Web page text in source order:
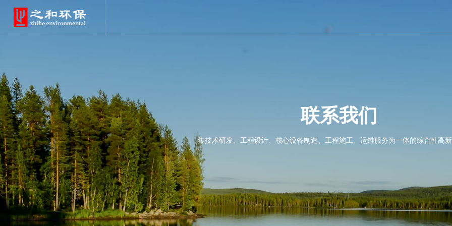
企业概况
发展历程
企业文化
LOGO释义
合作伙伴
资质证书
荣誉证书
给水设备
污水设备
联系我们
集技术研发、工程设计、核心设备制造、工程施工、运维服务为一体的综合性高